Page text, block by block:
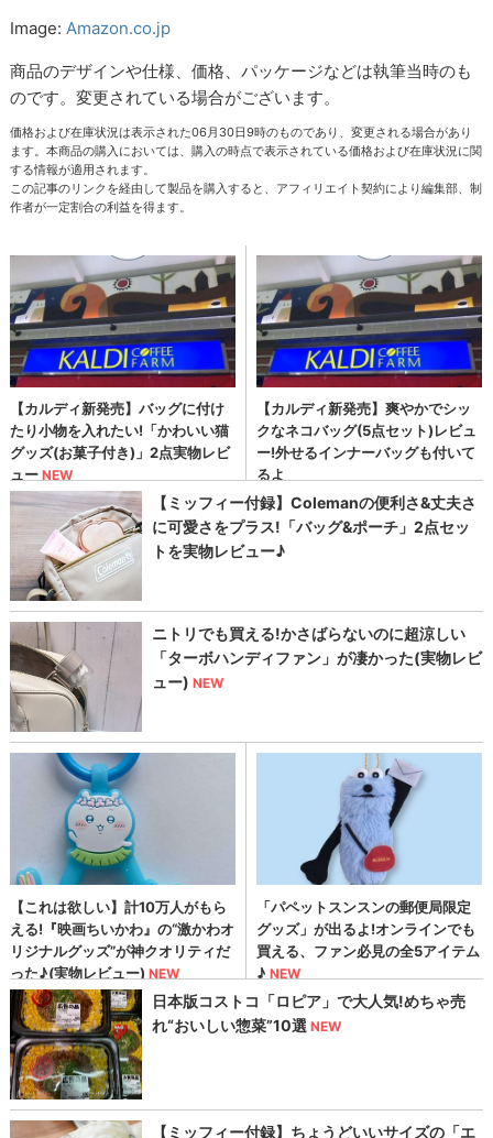
Image: Amazon.co.jp
商品のデザインや仕様、価格、パッケージなどは執筆当時のも
のです。変更されている場合がございます。
価格および在庫状況は表示された06月30日9時のものであり、変更される場合があり
ます。本商品の購入においては、購入の時点で表示されている価格および在庫状況に関
する情報が適用されます。
この記事のリンクを経由して製品を購入すると、アフィリエイト契約により編集部、制
作者が一定割合の利益を得ます。